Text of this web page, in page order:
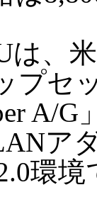
、米
プセ
A/
ア
環